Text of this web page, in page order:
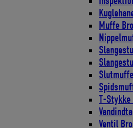
Muffe
T-Stykke
Ventil